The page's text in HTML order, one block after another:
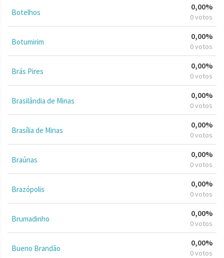
Botelhos
0,00%
0 votos
Botumirim
0,00%
0 votos
Brás Pires
0,00%
0 votos
Brasilândia de Minas
0,00%
0 votos
Brasília de Minas
0,00%
0 votos
Braúnas
0,00%
0 votos
Brazópolis
0,00%
0 votos
Brumadinho
0,00%
0 votos
Bueno Brandão
0,00%
0 votos